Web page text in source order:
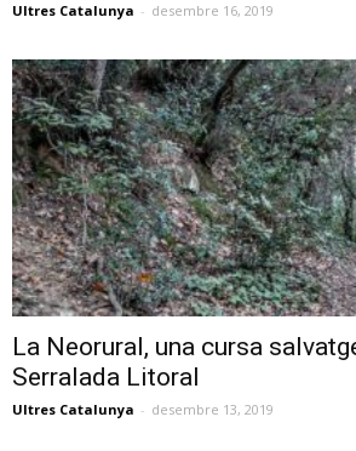
Ultres Catalunya - desembre 16, 2019
La Neorural, una cursa
Serralada Litoral
Ultres Catalunya - desembre 13, 2019